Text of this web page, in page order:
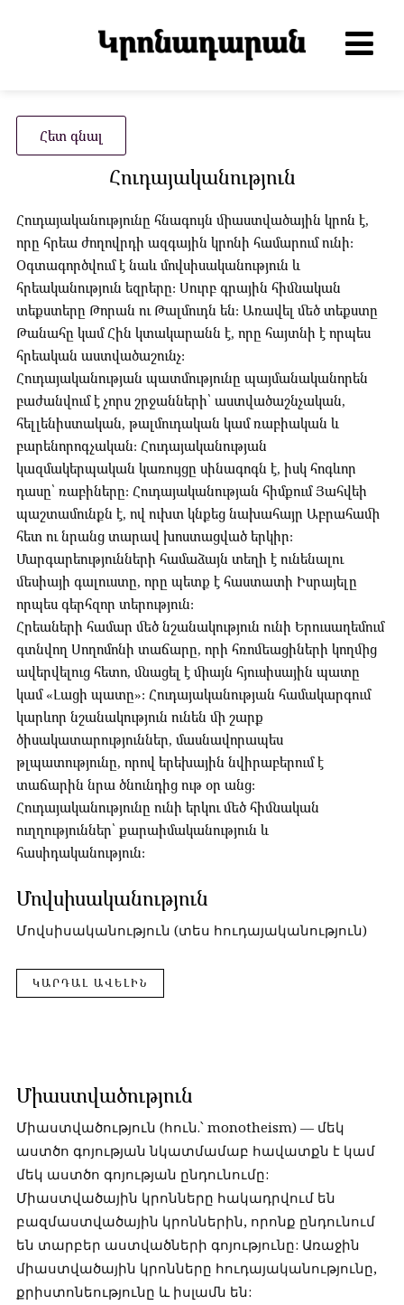
Հետ գնալ
Հուդայականություն
Հուդայականությունը հնագույն միաստվածային կրոն է,
որը հրեա ժողովրդի ազգային կրոնի համարում ունի:
Օգտագործվում է նաև մովսիսականություն և
հրեականություն եզրերը: Սուրբ գրային հիմնական
տեքստերը Թորան ու Թալմուդն են: Առավել մեծ տեքստը
Թանահը կամ Հին կտակարանն է, որը հայտնի է որպես
հրեական աստվածաշունչ:
Հուդայականության պատմությունը պայմանականորեն
բաժանվում է չորս շրջանների՝ աստվածաշնչական,
հելլենիստական, թալմուդական կամ ռաբիական և
բարենորոգչական: Հուդայականության
կազմակերպական կառույցը սինագոգն է, իսկ հոգևոր
դասը՝ ռաբիները: Հուդայականության հիմքում Յահվեի
պաշտամունքն է, ով ուխտ կնքեց նախահայր Աբրահամի
հետ ու նրանց տարավ խոստացված երկիր:
Մարգարեությունների համաձայն տեղի է ունենալու
մեսիայի գալուստը, որը պետք է հաստատի Իսրայելը
որպես գերհզոր տերություն:
Հրեաների համար մեծ նշանակություն ունի Երուսաղեմում
գտնվող Սողոմոնի տաճարը, որի հռոմեացիների կողմից
ավերվելուց հետո, մնացել է միայն հյուսիսային պատը
կամ «Լացի պատը»: Հուդայականության համակարգում
կարևոր նշանակություն ունեն մի շարք
ծիսակատարություններ, մասնավորապես
թլպատությունը, որով երեխային նվիրաբերում է
տաճարին նրա ծնունդից ութ օր անց:
Հուդայականությունը ունի երկու մեծ հիմնական
ուղղություններ՝ քարաիմականություն և
հասիդականություն:
Մովսիսականություն
Մովսիսականություն (տես հուդայականություն)
ԿԱՐԴԱԼ ԱՎԵԼԻՆ
Միաստվածություն
Միաստվածություն (հուն.՝ monotheism) — մեկ
աստծո գոյության նկատմամաբ հավատքն է կամ
մեկ աստծո գոյության ընդունումը:
Միաստվածային կրոնները հակադրվում են
բազմաստվածային կրոններին, որոնք ընդունում
են տարբեր աստվածների գոյությունը: Առաջին
միաստվածային կրոնները հուդայականությունը,
քրիստոնեությունը և իսլամն են: